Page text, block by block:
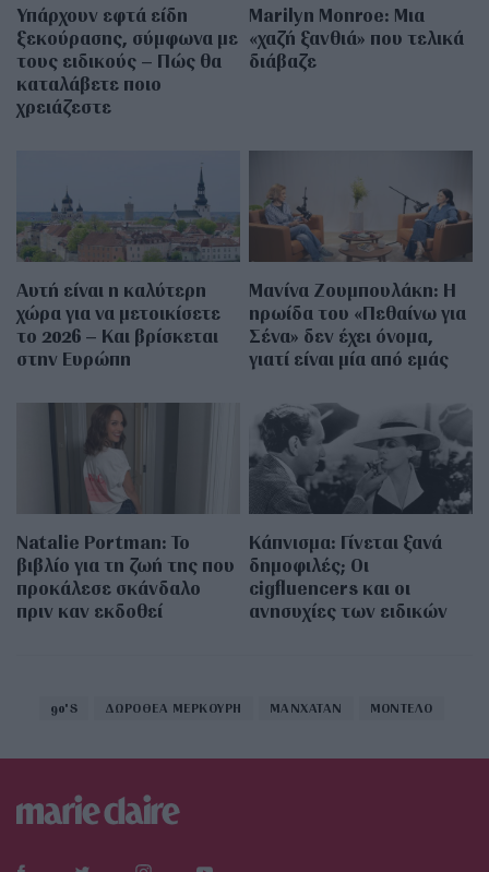
Υπάρχουν εφτά είδη
ξεκούρασης, σύμφωνα με
τους ειδικούς – Πώς θα
καταλάβετε ποιο
χρειάζεστε
Marilyn Monroe: Μια
«χαζή ξανθιά» που τελικά
διάβαζε
Αυτή είναι η καλύτερη
χώρα για να μετοικίσετε
το 2026 – Και βρίσκεται
στην Ευρώπη
Μανίνα Ζουμπουλάκη: H
ηρωίδα του «Πεθαίνω για
Σένα» δεν έχει όνομα,
γιατί είναι μία από εμάς
Natalie Portman: Το
βιβλίο για τη ζωή της που
προκάλεσε σκάνδαλο
πριν καν εκδοθεί
Κάπνισμα: Γίνεται ξανά
δημοφιλές; Οι
cigfluencers και οι
ανησυχίες των ειδικών
90'S ΔΩΡΟΘΕΑ ΜΕΡΚΟΥΡΗ ΜΑΝΧΑΤΑΝ ΜΟΝΤΕΛΟ